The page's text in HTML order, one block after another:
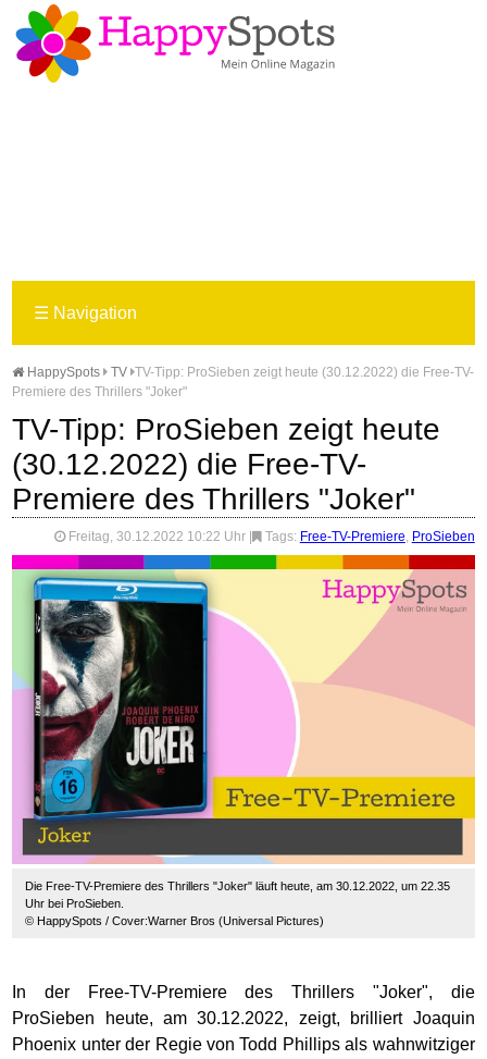
☰ Navigation
HappySpots TV TV-Tipp: ProSieben zeigt heute (30.12.2022) die Free-TV-
Premiere des Thrillers "Joker"
TV-Tipp: ProSieben zeigt heute
(30.12.2022) die Free-TV-
Premiere des Thrillers "Joker"
Freitag, 30.12.2022 10:22 Uhr Tags: Free-TV-Premiere, ProSieben
Die Free-TV-Premiere des Thrillers "Joker" läuft heute, am 30.12.2022, um 22.35
Uhr bei ProSieben.
© HappySpots / Cover:Warner Bros (Universal Pictures)
In der Free-TV-Premiere des Thrillers "Joker", die
ProSieben heute, am 30.12.2022, zeigt, brilliert Joaquin
Phoenix unter der Regie von Todd Phillips als wahnwitziger